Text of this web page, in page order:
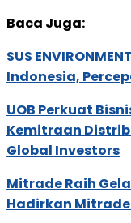
Baca Juga:
SUS
Indonesia,
UOB Perkuat
Kemitraan
Global Investors
Mitrade Raih
Hadirkan